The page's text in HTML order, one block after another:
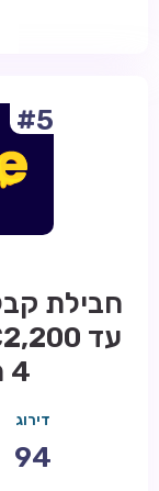
#5
4 הפקדות ראשונות
דירוג
94